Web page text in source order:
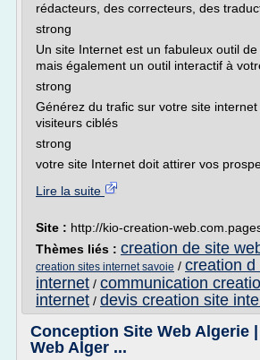
rédacteurs, des correcteurs, des
strong
Un site Internet est un fabuleux outil de
mais également un outil interactif à
strong
Générez du trafic sur votre site
visiteurs ciblés
strong
votre site Internet doit attirer vos
Lire la suite
Site : http://kio-creation-
Thèmes liés : creation de site
creation sites internet savoie / creation d
internet / communication
internet / devis creation site
Conception Site Web Algerie
Web Alger ...